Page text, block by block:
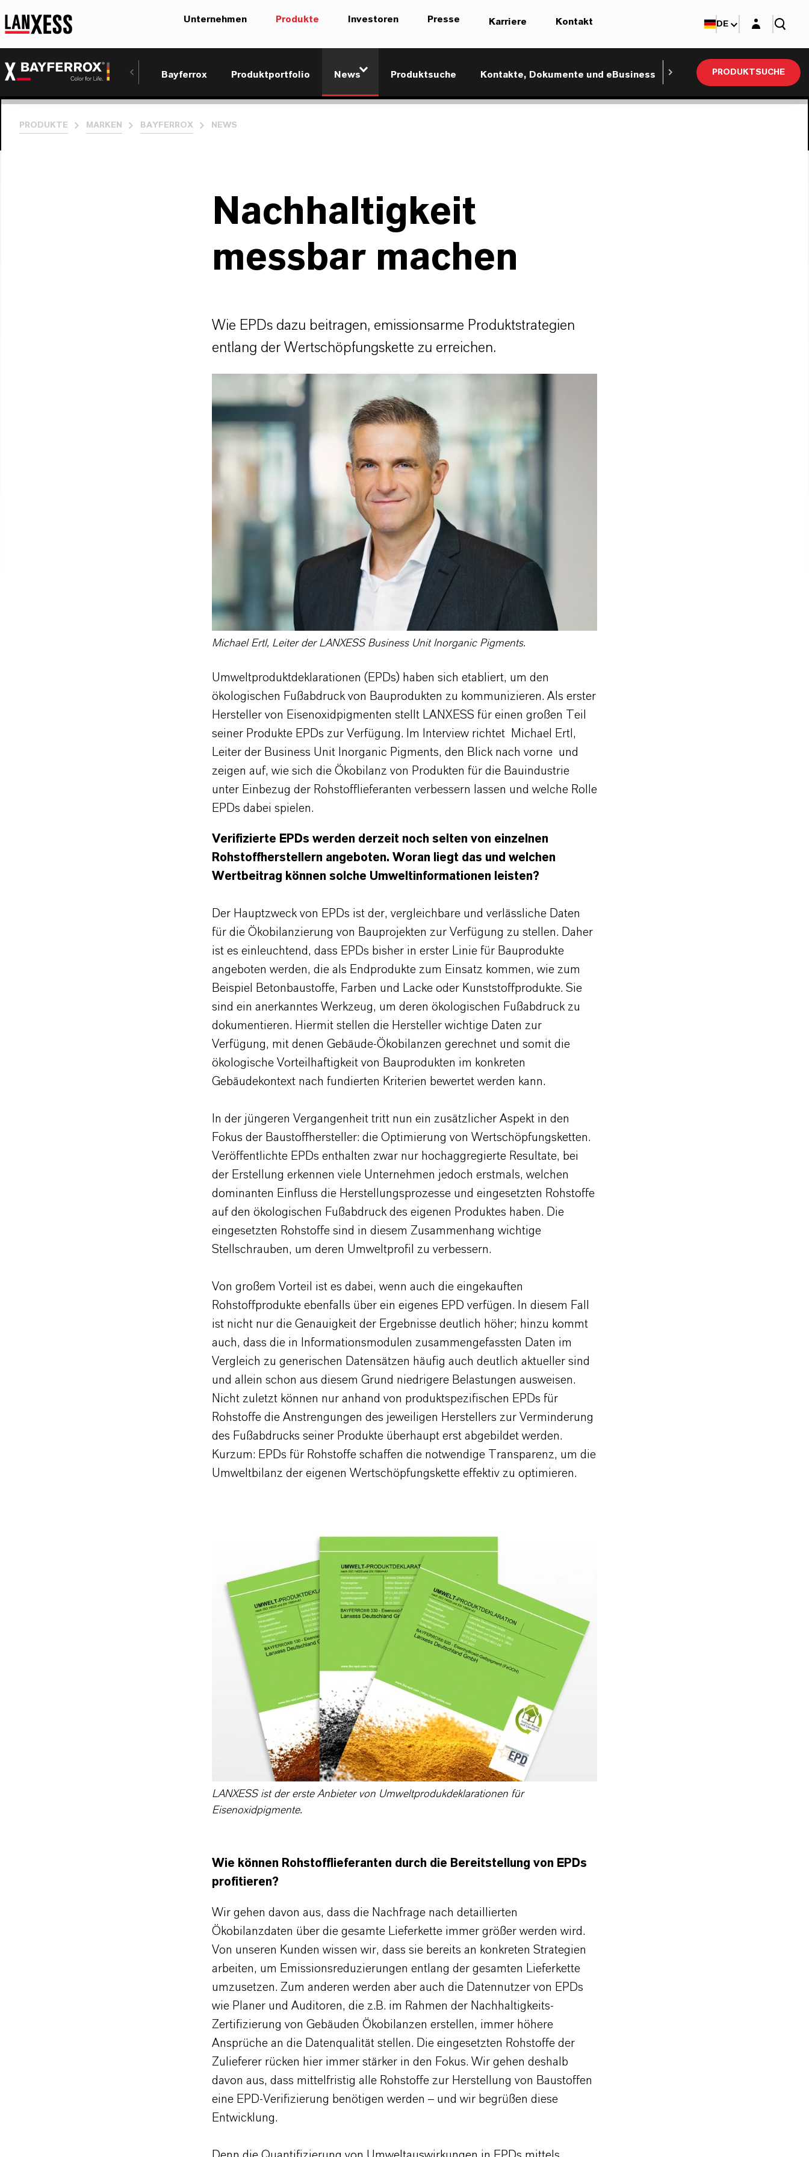
Unternehmen Produkte Investoren Presse Karriere Kontakt
Bayferrox Produktportfolio News Produktsuche Kontakte, Dokumente und eBusiness Nachhaltigkeit
PRODUKTSUCHE
DE Login-Maske
PRODUKTE MARKEN BAYFERROX NEWS
Nachhaltigkeit
messbar machen
Wie EPDs dazu beitragen, emissionsarme Produktstrategien
entlang der Wertschöpfungskette zu erreichen.
Michael Ertl, Leiter der LANXESS Business Unit Inorganic Pigments.
Umweltproduktdeklarationen (EPDs) haben sich etabliert, um den
ökologischen Fußabdruck von Bauprodukten zu kommunizieren. Als erster
Hersteller von Eisenoxidpigmenten stellt LANXESS für einen großen Teil
seiner Produkte EPDs zur Verfügung. Im Interview richtet Michael Ertl,
Leiter der Business Unit Inorganic Pigments, den Blick nach vorne und
zeigen auf, wie sich die Ökobilanz von Produkten für die Bauindustrie
unter Einbezug der Rohstofflieferanten verbessern lassen und welche Rolle
EPDs dabei spielen.
Verifizierte EPDs werden derzeit noch selten von einzelnen
Rohstoffherstellern angeboten. Woran liegt das und welchen
Wertbeitrag können solche Umweltinformationen leisten?
Der Hauptzweck von EPDs ist der, vergleichbare und verlässliche Daten
für die Ökobilanzierung von Bauprojekten zur Verfügung zu stellen. Daher
ist es einleuchtend, dass EPDs bisher in erster Linie für Bauprodukte
angeboten werden, die als Endprodukte zum Einsatz kommen, wie zum
Beispiel Betonbaustoffe, Farben und Lacke oder Kunststoffprodukte. Sie
sind ein anerkanntes Werkzeug, um deren ökologischen Fußabdruck zu
dokumentieren. Hiermit stellen die Hersteller wichtige Daten zur
Verfügung, mit denen Gebäude-Ökobilanzen gerechnet und somit die
ökologische Vorteilhaftigkeit von Bauprodukten im konkreten
Gebäudekontext nach fundierten Kriterien bewertet werden kann.
In der jüngeren Vergangenheit tritt nun ein zusätzlicher Aspekt in den
Fokus der Baustoffhersteller: die Optimierung von Wertschöpfungsketten.
Veröffentlichte EPDs enthalten zwar nur hochaggregierte Resultate, bei
der Erstellung erkennen viele Unternehmen jedoch erstmals, welchen
dominanten Einfluss die Herstellungsprozesse und eingesetzten Rohstoffe
auf den ökologischen Fußabdruck des eigenen Produktes haben. Die
eingesetzten Rohstoffe sind in diesem Zusammenhang wichtige
Stellschrauben, um deren Umweltprofil zu verbessern.
Von großem Vorteil ist es dabei, wenn auch die eingekauften
Rohstoffprodukte ebenfalls über ein eigenes EPD verfügen. In diesem Fall
ist nicht nur die Genauigkeit der Ergebnisse deutlich höher; hinzu kommt
auch, dass die in Informationsmodulen zusammengefassten Daten im
Vergleich zu generischen Datensätzen häufig auch deutlich aktueller sind
und allein schon aus diesem Grund niedrigere Belastungen ausweisen.
Nicht zuletzt können nur anhand von produktspezifischen EPDs für
Rohstoffe die Anstrengungen des jeweiligen Herstellers zur Verminderung
des Fußabdrucks seiner Produkte überhaupt erst abgebildet werden.
Kurzum: EPDs für Rohstoffe schaffen die notwendige Transparenz, um die
Umweltbilanz der eigenen Wertschöpfungskette effektiv zu optimieren.
LANXESS ist der erste Anbieter von Umweltprodukdeklarationen für
Eisenoxidpigmente.
Wie können Rohstofflieferanten durch die Bereitstellung von EPDs
profitieren?
Wir gehen davon aus, dass die Nachfrage nach detaillierten
Ökobilanzdaten über die gesamte Lieferkette immer größer werden wird.
Von unseren Kunden wissen wir, dass sie bereits an konkreten Strategien
arbeiten, um Emissionsreduzierungen entlang der gesamten Lieferkette
umzusetzen. Zum anderen werden aber auch die Datennutzer von EPDs
wie Planer und Auditoren, die z.B. im Rahmen der Nachhaltigkeits-
Zertifizierung von Gebäuden Ökobilanzen erstellen, immer höhere
Ansprüche an die Datenqualität stellen. Die eingesetzten Rohstoffe der
Zulieferer rücken hier immer stärker in den Fokus. Wir gehen deshalb
davon aus, dass mittelfristig alle Rohstoffe zur Herstellung von Baustoffen
eine EPD-Verifizierung benötigen werden – und wir begrüßen diese
Entwicklung.